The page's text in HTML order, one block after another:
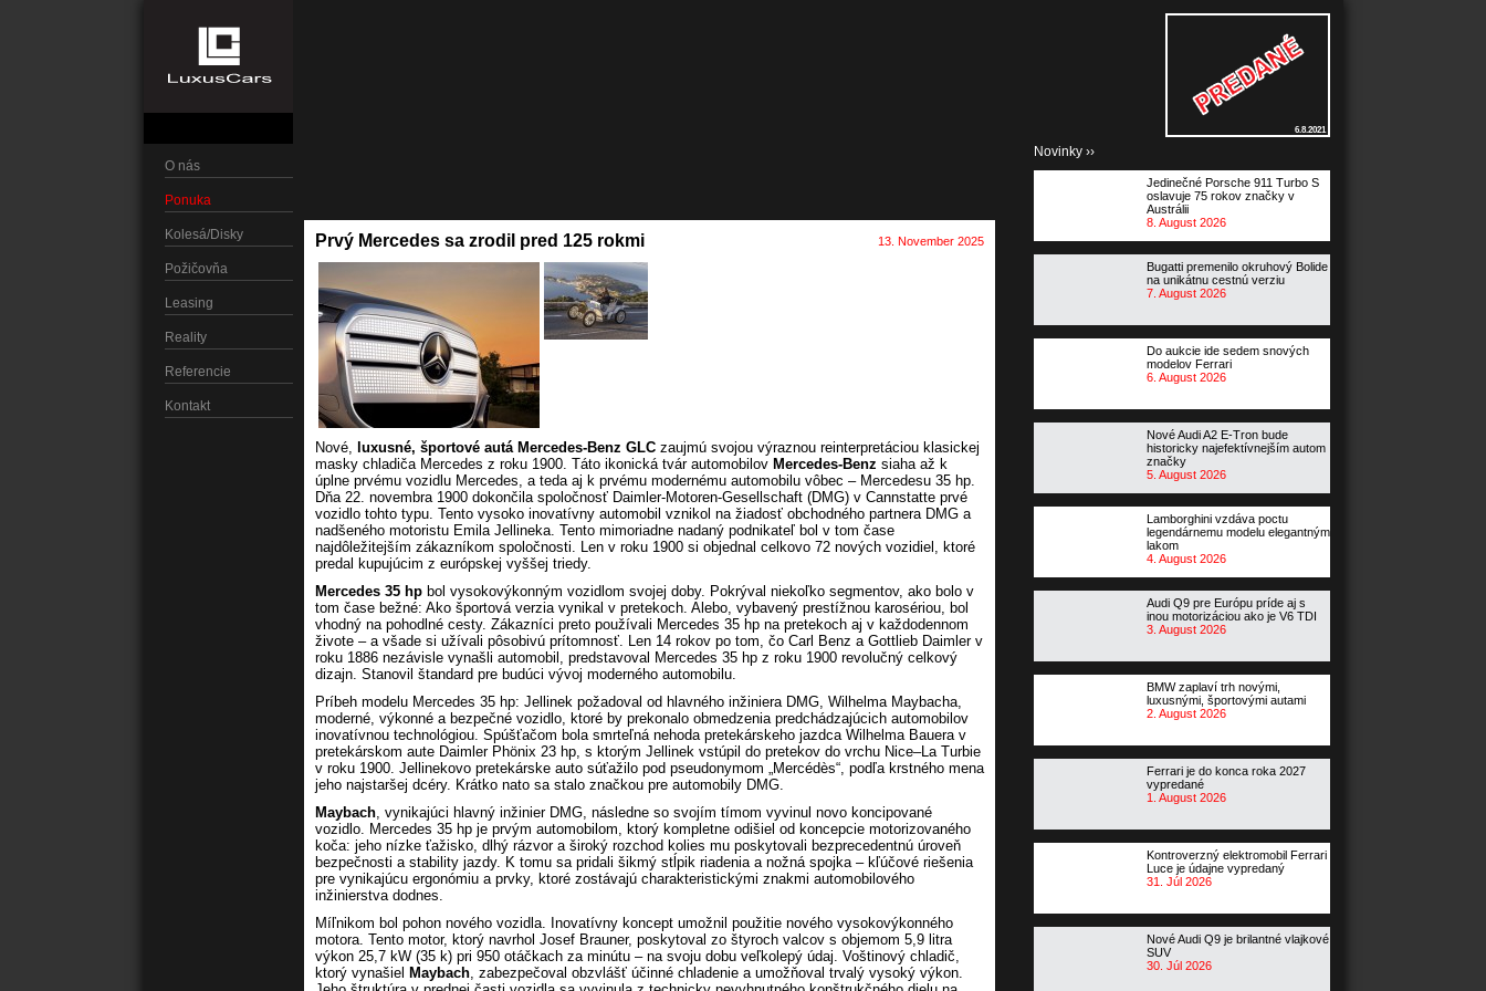
6.8.2021
O nás
Ponuka
Kolesá/Disky
Požičovňa
Leasing
Reality
Referencie
Kontakt
Prvý Mercedes sa zrodil pred 125 rokmi 13. November 2025
Nové, luxusné, športové autá Mercedes-Benz GLCzaujmú svojou výraznou reinterpretáciou klasickej
masky chladiča Mercedes z roku 1900. Táto ikonická tvár automobilov Mercedes-Benz siaha až k
úplne prvému vozidlu Mercedes, a teda aj k prvému modernému automobilu vôbec – Mercedesu 35 hp.
Dňa 22. novembra 1900 dokončila spoločnosť Daimler-Motoren-Gesellschaft (DMG) v Cannstatte prvé
vozidlo tohto typu. Tento vysoko inovatívny automobil vznikol na žiadosť obchodného partnera DMG a
nadšeného motoristu Emila Jellineka. Tento mimoriadne nadaný podnikateľ bol v tom čase
najdôležitejším zákazníkom spoločnosti. Len v roku 1900 si objednal celkovo 72 nových vozidiel, ktoré
predal kupujúcim z európskej vyššej triedy.
Mercedes 35 hpbol vysokovýkonným vozidlom svojej doby. Pokrýval niekoľko segmentov, ako bolo v
tom čase bežné: Ako športová verzia vynikal v pretekoch. Alebo, vybavený prestížnou karosériou, bol
vhodný na pohodlné cesty. Zákazníci preto používali Mercedes 35 hp na pretekoch aj v každodennom
živote – a všade si užívali pôsobivú prítomnosť. Len 14 rokov po tom, čo Carl Benz a Gottlieb Daimler v
roku 1886 nezávisle vynašli automobil, predstavoval Mercedes 35 hp z roku 1900 revolučný celkový
dizajn. Stanovil štandard pre budúci vývoj moderného automobilu.
Príbeh modelu Mercedes 35 hp: Jellinek požadoval od hlavného inžiniera DMG, Wilhelma Maybacha,
moderné, výkonné a bezpečné vozidlo, ktoré by prekonalo obmedzenia predchádzajúcich automobilov
inovatívnou technológiou. Spúšťačom bola smrteľná nehoda pretekárskeho jazdca Wilhelma Bauera v
pretekárskom aute Daimler Phönix 23 hp, s ktorým Jellinek vstúpil do pretekov do vrchu Nice–La Turbie
v roku 1900. Jellinekovo pretekárske auto súťažilo pod pseudonymom „Mercédès“, podľa krstného mena
jeho najstaršej dcéry. Krátko nato sa stalo značkou pre automobily DMG.
Maybach, vynikajúci hlavný inžinier DMG, následne so svojím tímom vyvinul novo koncipované
vozidlo. Mercedes 35 hp je prvým automobilom, ktorý kompletne odišiel od koncepcie motorizovaného
koča: jeho nízke ťažisko, dlhý rázvor a široký rozchod kolies mu poskytovali bezprecedentnú úroveň
bezpečnosti a stability jazdy. K tomu sa pridali šikmý stĺpik riadenia a nožná spojka – kľúčové riešenia
pre vynikajúcu ergonómiu a prvky, ktoré zostávajú charakteristickými znakmi automobilového
inžinierstva dodnes.
Míľnikom bol pohon nového vozidla. Inovatívny koncept umožnil použitie nového vysokovýkonného
motora. Tento motor, ktorý navrhol Josef Brauner, poskytoval zo štyroch valcov s objemom 5,9 litra
výkon 25,7 kW (35 k) pri 950 otáčkach za minútu – na svoju dobu veľkolepý údaj. Voštinový chladič,
ktorý vynašiel Maybach, zabezpečoval obzvlášť účinné chladenie a umožňoval trvalý vysoký výkon.
Novinky ››
Jedinečné Porsche 911 Turbo S
oslavuje 75 rokov značky v
Austrálii
8. August 2026
Bugatti premenilo okruhový Bolide
na unikátnu cestnú verziu
7. August 2026
Do aukcie ide sedem snových
modelov Ferrari
6. August 2026
Nové Audi A2 E-Tron bude
historicky najefektívnejším autom
značky
5. August 2026
Lamborghini vzdáva poctu
legendárnemu modelu elegantným
lakom
4. August 2026
Audi Q9 pre Európu príde aj s
inou motorizáciou ako je V6 TDI
3. August 2026
BMW zaplaví trh novými,
luxusnými, športovými autami
2. August 2026
Ferrari je do konca roka 2027
vypredané
1. August 2026
Kontroverzný elektromobil Ferrari
Luce je údajne vypredaný
31. Júl 2026
Nové Audi Q9 je brilantné vlajkové
SUV
30. Júl 2026